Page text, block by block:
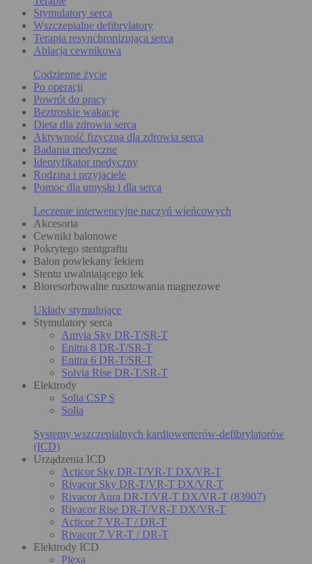
Stymulatory serca
Wszczepialne defibrylatory
Terapia resynchronizująca serca
Ablacja cewnikowa
Codzienne życie
Po operacji
Powrót do pracy
Beztroskie wakacje
Dieta dla zdrowia serca
Aktywność fizyczna dla zdrowia serca
Badania medyczne
Identyfikator medyczny
Rodzina i przyjaciele
Pomoc dla umysłu i dla serca
Leczenie interwencyjne naczyń wieńcowych
Akcesoria
Cewniki balonowe
Pokrytego stentgraftu
Balon powlekany lekiem
Stentu uwalniającego lek
Bioresorbowalne rusztowania magnezowe
Układy stymulujące
Stymulatory serca
Amvia Sky DR-T/SR-T
Enitra 8 DR-T/SR-T
Enitra 6 DR-T/SR-T
Solvia Rise DR-T/SR-T
Elektrody
Solia CSP S
Solia
Systemy wszczepialnych kardiowerterów-defibrylatorów
(ICD)
Urządzenia ICD
Acticor Sky DR-T/VR-T DX/VR-T
Rivacor Sky DR-T/VR-T DX/VR-T
Rivacor Aura DR-T/VR-T DX/VR-T (83907)
Rivacor Rise DR-T/VR-T DX/VR-T
Acticor 7 VR-T / DR-T
Rivacor 7 VR-T / DR-T
Elektrody ICD
Plexa